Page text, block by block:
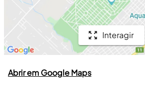
Interagir
Abrir em Google Maps